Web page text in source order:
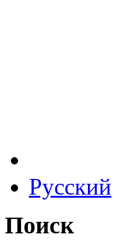
Русский
Поиск